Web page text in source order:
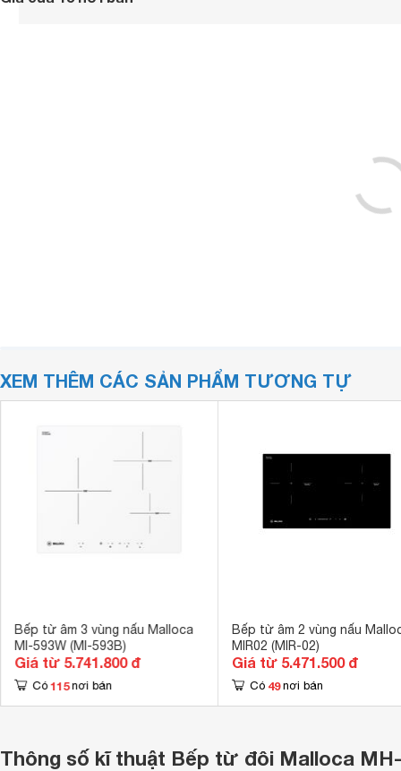
XEM THÊM CÁC SẢN PHẨM TƯƠNG TỰ
Bếp từ âm 3 vùng nấu Malloca
MI-593W (MI-593B)
Giá từ 5.741.800 đ
Có 115 nơi bán
Bếp từ âm 2 vùng nấu
MIR02 (MIR-02)
Giá từ 5.471.500 đ
Có 49 nơi bán
Thông số kĩ thuật Bếp từ đôi Malloca